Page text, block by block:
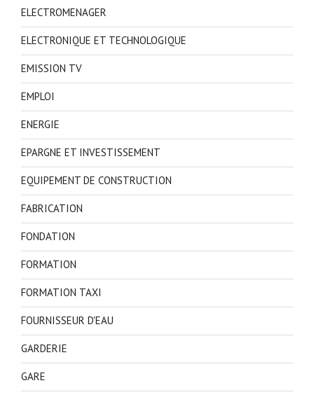
ELECTROMENAGER
ELECTRONIQUE ET TECHNOLOGIQUE
EMISSION TV
EMPLOI
ENERGIE
EPARGNE ET INVESTISSEMENT
EQUIPEMENT DE CONSTRUCTION
FABRICATION
FONDATION
FORMATION
FORMATION TAXI
FOURNISSEUR D'EAU
GARDERIE
GARE